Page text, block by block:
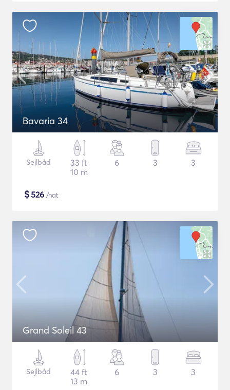
Bavaria 34
Sejlbåd
33 ft
10 m
6 3 3
$526 /nat
Grand Soleil 43
Sejlbåd
44 ft
13 m
6 3 3